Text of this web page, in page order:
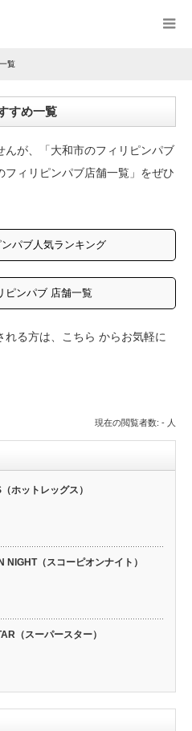
覧
すめ一覧
が、「大和市のフィリピンパブ
フィリピンパブ店舗一覧」をぜひ
パブ人気ランキング
ピンパブ 店舗一覧
る方は、 こちら からお気軽に
現在の閲覧者数: - 人
ホットレッグス）
NIGHT（スコーピオンナイト）
（スーパースター）